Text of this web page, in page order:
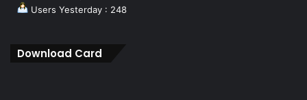
Users Yesterday : 248
Download Card